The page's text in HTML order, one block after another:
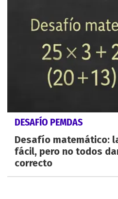
DESAFÍO PEMDAS
Desafío matemático:
fácil, pero no todos
correcto